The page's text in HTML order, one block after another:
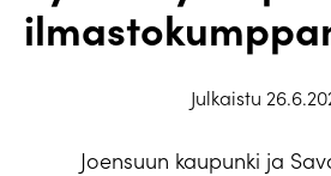
Julkaistu
Joensuun kaupunki ja